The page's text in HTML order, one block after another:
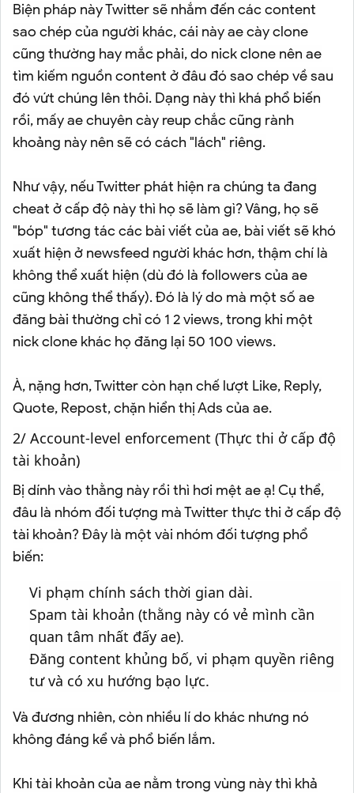
Biện pháp này Twitter sẽ nhắm đến các content
sao chép của người khác, cái này ae cày clone
cũng thường hay mắc phải, do nick clone nên ae
tìm kiếm nguồn content ở đâu đó sao chép về sau
đó vứt chúng lên thôi. Dạng này thì khá phổ biến
rồi, mấy ae chuyên cày reup chắc cũng rành
khoảng này nên sẽ có cách "lách" riêng.
Như vậy, nếu Twitter phát hiện ra chúng ta đang
cheat ở cấp độ này thì họ sẽ làm gì? Vâng, họ sẽ
"bóp" tương tác các bài viết của ae, bài viết sẽ khó
xuất hiện ở newsfeed người khác hơn, thậm chí là
không thể xuất hiện (dù đó là followers của ae
cũng không thể thấy). Đó là lý do mà một số ae
đăng bài thường chỉ có 1 2 views, trong khi một
nick clone khác họ đăng lại 50 100 views.
À, nặng hơn, Twitter còn hạn chế lượt Like, Reply,
Quote, Repost, chặn hiển thị Ads của ae.
2/ Account-level enforcement (Thực thi ở cấp độ
tài khoản)
Bị dính vào thằng này rồi thì hơi mệt ae ạ! Cụ thể,
đâu là nhóm đối tượng mà Twitter thực thi ở cấp độ
tài khoản? Đây là một vài nhóm đối tượng phổ
biến:
Vi phạm chính sách thời gian dài.
Spam tài khoản (thằng này có vẻ mình cần
quan tâm nhất đấy ae).
Đăng content khủng bố, vi phạm quyền riêng
tư và có xu hướng bạo lực.
Và đương nhiên, còn nhiều lí do khác nhưng nó
không đáng kể và phổ biến lắm.
Khi tài khoản của ae nằm trong vùng này thì khả